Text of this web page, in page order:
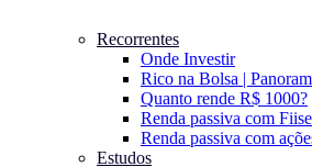
Recorrentes
Onde Investir
Rico na Bolsa |
Quanto rende R$ 1000?
Renda passiva com Fiis
Renda passiva com
Estudos